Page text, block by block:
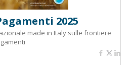
2025
made in Italy sulle frontiere